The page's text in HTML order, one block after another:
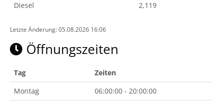
Diesel
2,119
Letzte Änderung: 05.08.2026 16:06
Öffnungszeiten
Tag
Zeiten
Montag
06:00:00 - 20:00:00